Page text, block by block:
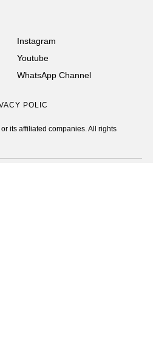
Instagram
Youtube
WhatsApp Channel
POLICY
its affiliated companies. All rights